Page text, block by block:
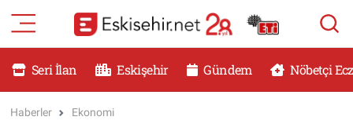
Seri İlan Eskişehir Gündem Nöbetçi
Haberler Ekonomi
RESMİ İLANLAR
Eskişehir Nöbetçi Eczaneler